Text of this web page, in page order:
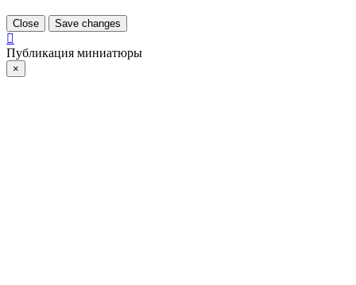
Close Save changes
Публикация миниатюры
×